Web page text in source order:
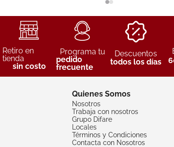
Retiro en
tienda
sin costo
Programa tu
pedido
frecuente
Descuentos
todos los días
Quienes Somos
Nosotros
Trabaja con nosotros
Grupo Difare
Locales
Términos y Condiciones
Contacta con Nosotros